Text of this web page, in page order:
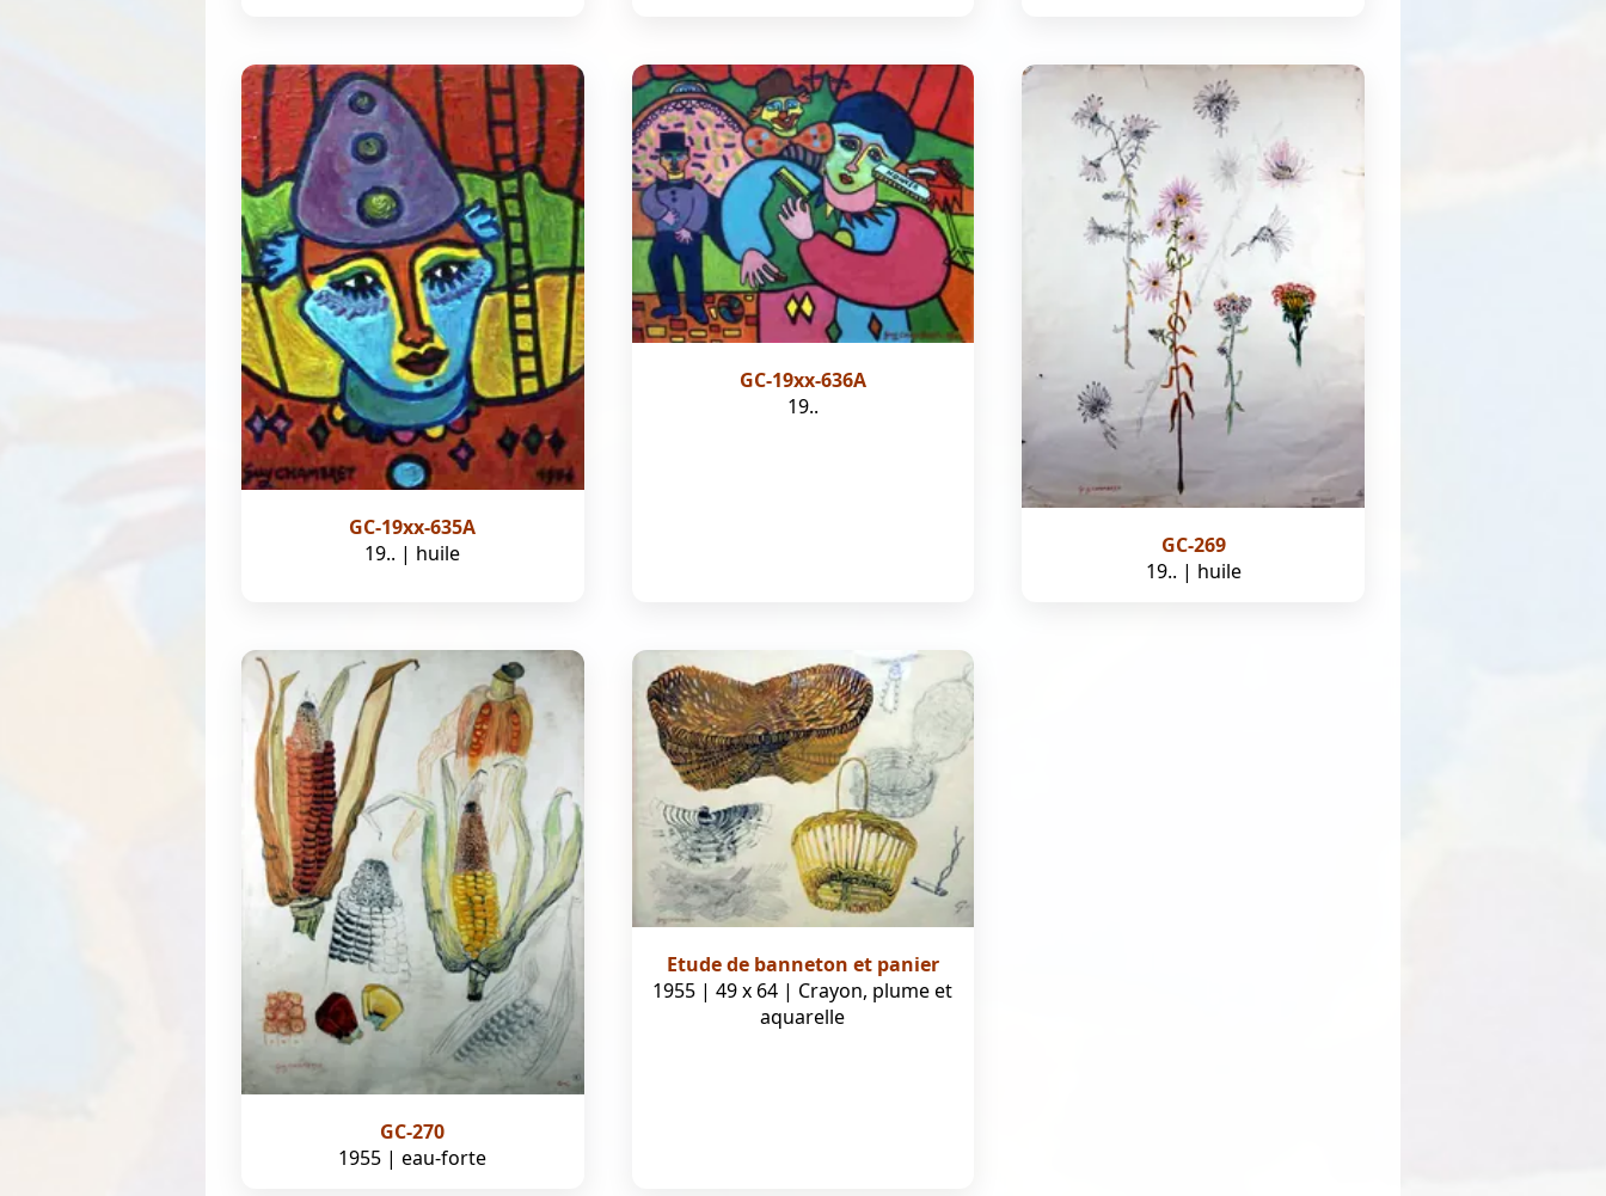
GC-19xx-635A
19.. | huile
GC-19xx-636A
19..
GC-269
19.. | huile
GC-270
1955 | eau-forte
Etude de banneton et panier
1955 | 49 x 64 | Crayon, plume et
aquarelle